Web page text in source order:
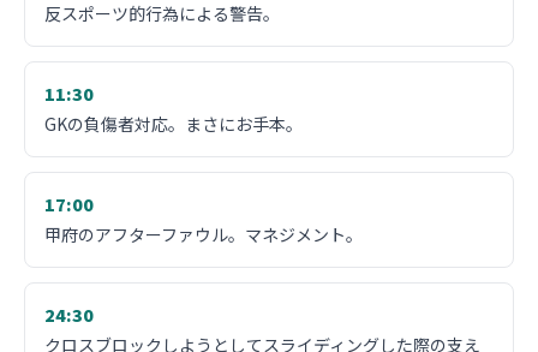
反スポーツ的行為による警告。
11:30
GKの負傷者対応。まさにお手本。
17:00
甲府のアフターファウル。マネジメント。
24:30
クロスブロックしようとしてスライディングした際の支え